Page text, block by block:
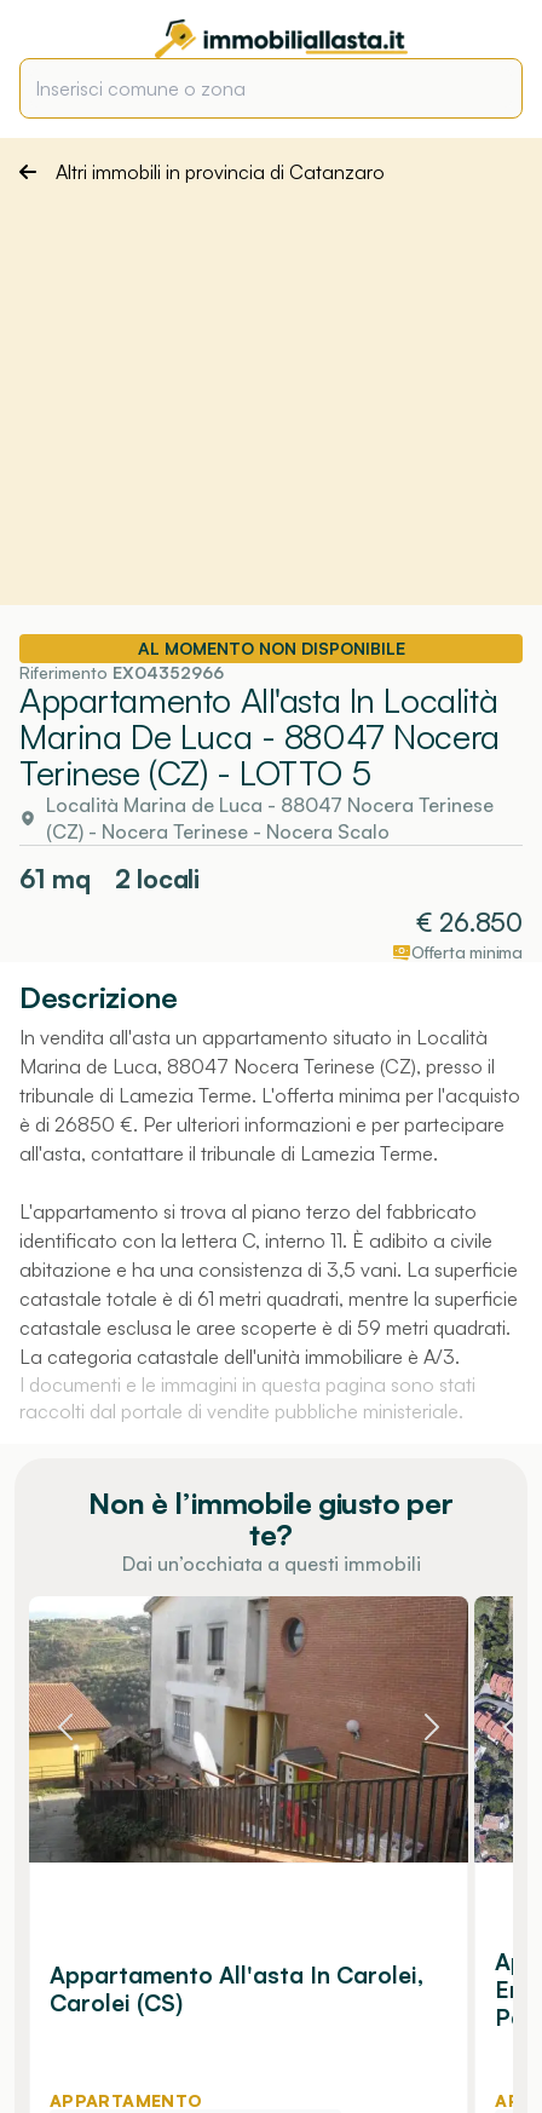
Altri immobili in provincia di Catanzaro
AL MOMENTO NON DISPONIBILE
Riferimento EX04352966
Appartamento All'asta In Località
Marina De Luca - 88047 Nocera
Terinese (CZ) - LOTTO 5
Località Marina de Luca - 88047 Nocera Terinese
(CZ) - Nocera Terinese - Nocera Scalo
61 mq
2 locali
€ 26.850
Offerta minima
Descrizione
In vendita all'asta un appartamento situato in Località
Marina de Luca, 88047 Nocera Terinese (CZ), presso il
tribunale di Lamezia Terme. L'offerta minima per l'acquisto
è di 26850 €. Per ulteriori informazioni e per partecipare
all'asta, contattare il tribunale di Lamezia Terme.
L'appartamento si trova al piano terzo del fabbricato
identificato con la lettera C, interno 11. È adibito a civile
abitazione e ha una consistenza di 3,5 vani. La superficie
catastale totale è di 61 metri quadrati, mentre la superficie
catastale esclusa le aree scoperte è di 59 metri quadrati.
La categoria catastale dell'unità immobiliare è A/3.
I documenti e le immagini in questa pagina sono stati
raccolti dal portale di vendite pubbliche ministeriale.
Non è l’immobile giusto per
te?
Dai un’occhiata a questi immobili
Appartamento All'asta In Carolei,
Carolei (CS)
APPARTAMENTO